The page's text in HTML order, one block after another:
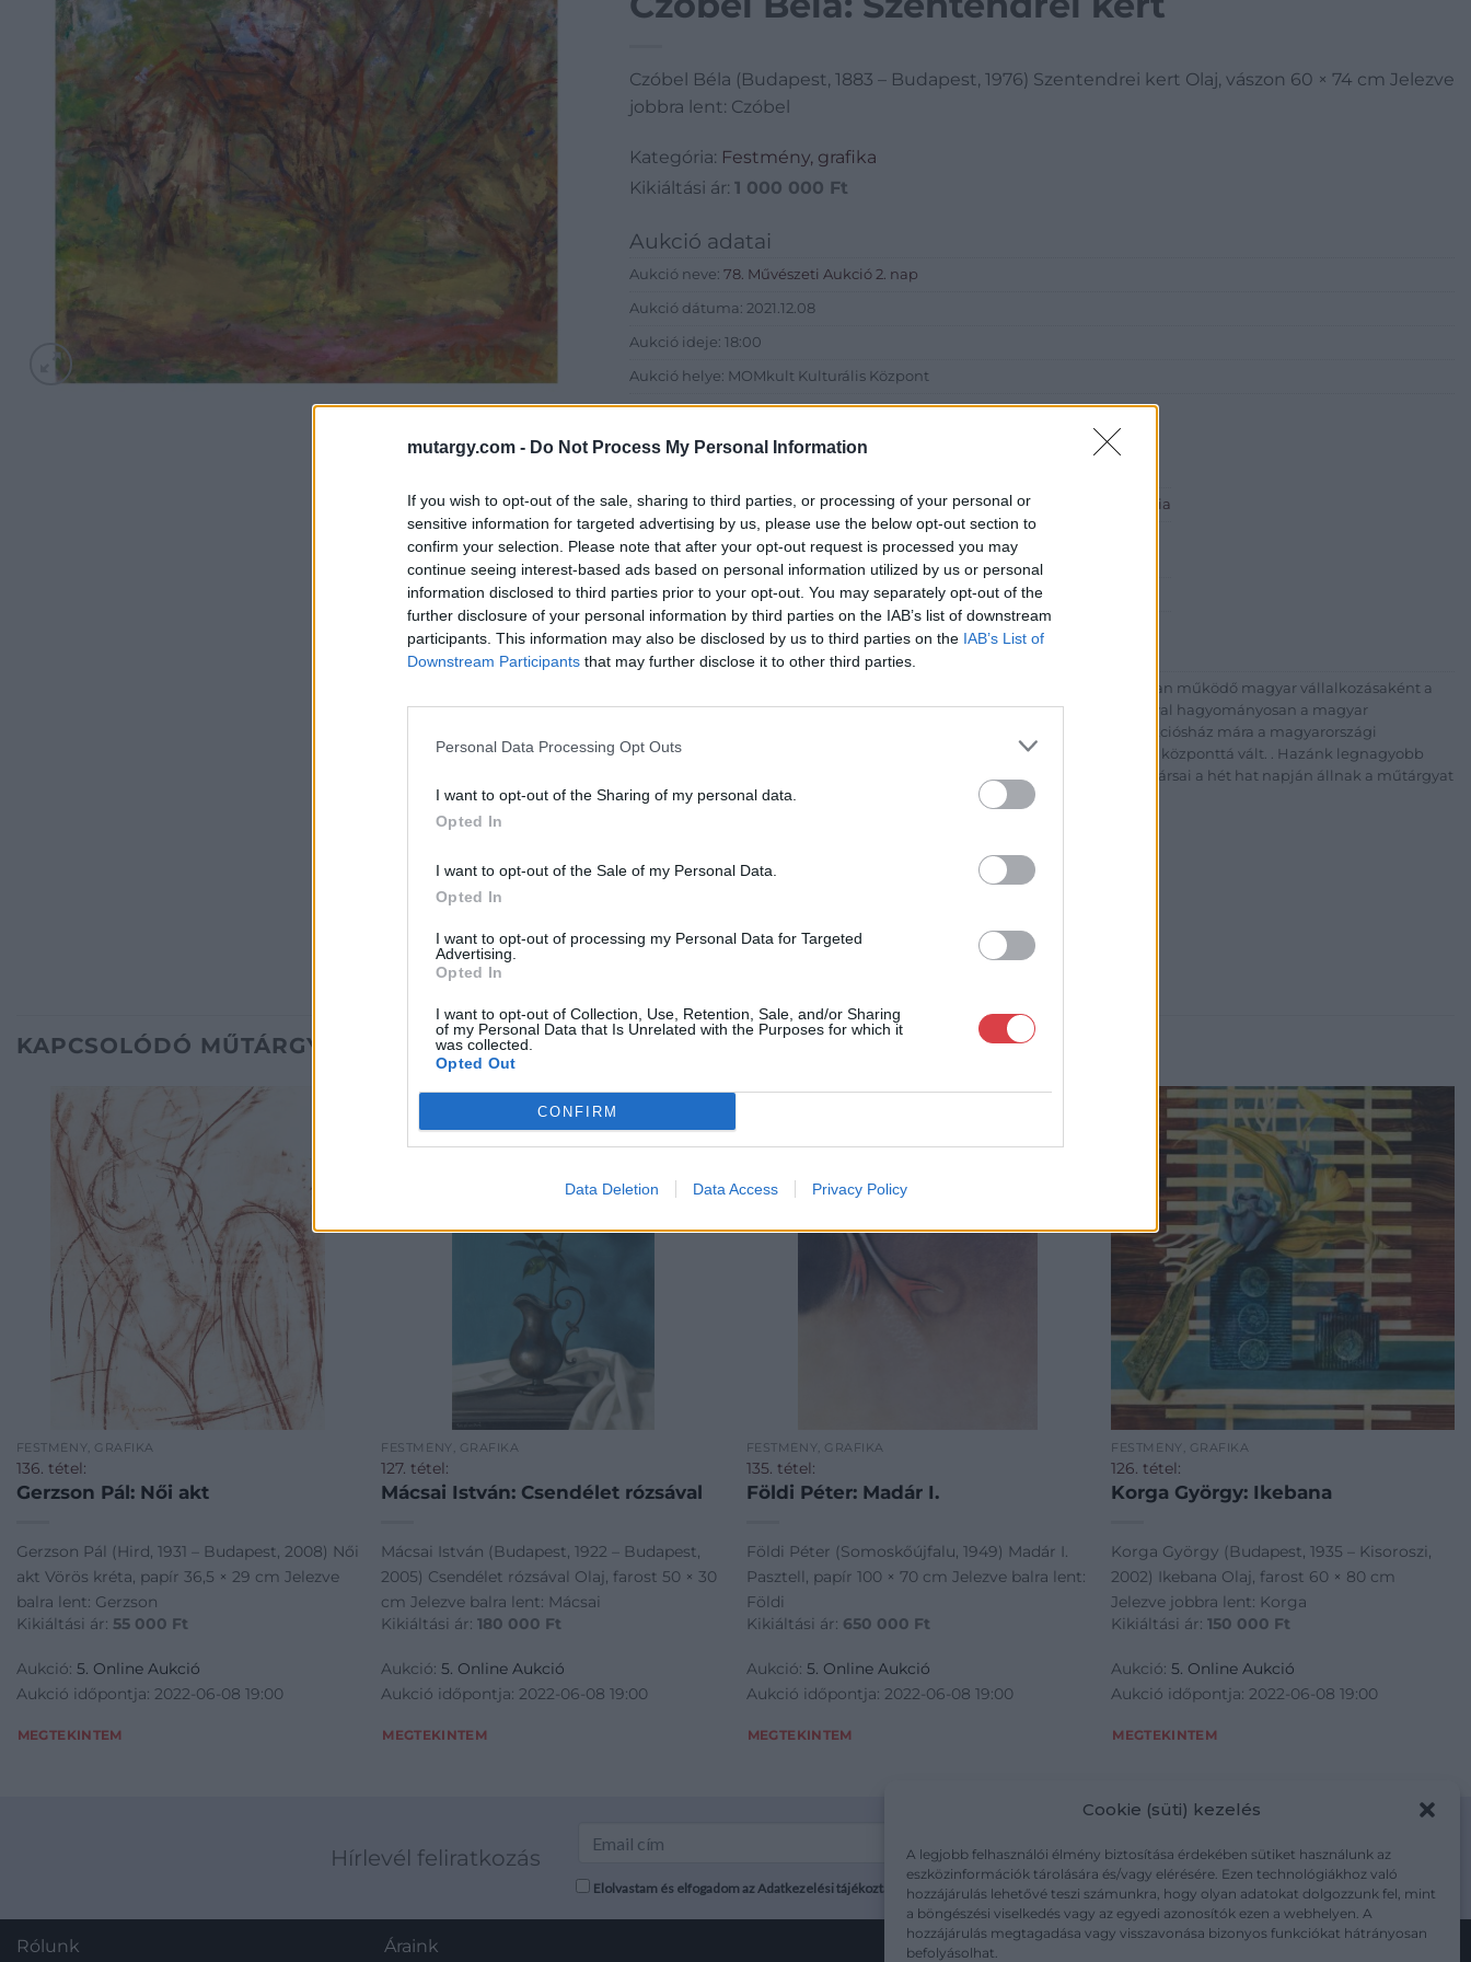
mutargy.com - Do Not Process My Personal Information
If you wish to opt-out of the sale, sharing to third parties, or processing of your personal or
sensitive information for targeted advertising by us, please use the below opt-out section to
confirm your selection. Please note that after your opt-out request is processed you may
continue seeing interest-based ads based on personal information utilized by us or personal
information disclosed to third parties prior to your opt-out. You may separately opt-out of the
further disclosure of your personal information by third parties on the IAB’s list of downstream
participants. This information may also be disclosed by us to third parties on the IAB’s List of
Downstream Participants that may further disclose it to other third parties.
Personal Data Processing Opt Outs
I want to opt-out of the Sharing of my personal data.
Opted In
I want to opt-out of the Sale of my Personal Data.
Opted In
I want to opt-out of processing my Personal Data for Targeted
Advertising.
Opted In
I want to opt-out of Collection, Use, Retention, Sale, and/or Sharing
of my Personal Data that Is Unrelated with the Purposes for which it
was collected.
Opted Out
CONFIRM
Data Deletion Data Access Privacy Policy
Cookie (süti) kezelés
A legjobb felhasználói élmény biztosítása érdekében sütiket használunk az
eszközinformációk tárolására és/vagy elérésére. Ezen technológiákhoz való
hozzájárulás lehetővé teszi számunkra, hogy olyan adatokat dolgozzunk fel, mint
a böngészési viselkedés vagy az egyedi azonosítók ezen a webhelyen. A
hozzájárulás megtagadása vagy visszavonása bizonyos funkciókat hátrányosan
befolyásolhat.
Czóbel Béla (Budapest, 1883 – Budapest, 1976) Szentendrei kert Olaj, vászon 60 × 74 cm Jelezve
jobbra lent: Czóbel
Kategória: Festmény, grafika
Kikiáltási ár: 1 000 000 Ft
Aukció adatai
Aukció neve: 78. Művészeti Aukció 2. nap
Aukció dátuma: 2021.12.08
Aukció ideje: 18:00
Aukció helye: MOMkult Kulturális Központ
Tételszám: 344
Eladó: BÁV ART Aukciósház és Galéria
Cím: BÁV ZRt.
1027 Budapest, Csalogány u. 23-33.
Telefon: (06 1) 331 0513
Bemutatkozás: Az ország legnagyobb múltú, 240 esztendeje jogfolytonosan működő magyar vállalkozásaként a
BÁV ZRt. óriási tapasztalatával, szakmai tekintélyével és megbízhatóságával hagyományosan a magyar
műkereskedelem meghatározó szereplője. A 2007-ben megújult BÁV Aukciósház mára a magyarországi
műkereskedelem egyik legfontosabb színterévé, kereskedelmi és árverési központtá vált. . Hazánk legnagyobb
műkereskedelmi üzlethálózatával rendelkező BÁV ZRt. felkészült munkatársai a hét hat napján állnak a műtárgyat
eladni, vagy venni kívánók rendelkezésére.
KAPCSOLÓDÓ MŰTÁRGYAK
FESTMÉNY, GRAFIKA
136. tétel:
Gerzson Pál: Női akt
Gerzson Pál (Hird, 1931 – Budapest, 2008) Női
akt Vörös kréta, papír 36,5 × 29 cm Jelezve
balra lent: Gerzson
Kikiáltási ár: 55 000 Ft
Aukció: 5. Online Aukció
Aukció időpontja: 2022-06-08 19:00
MEGTEKINTEM
FESTMÉNY, GRAFIKA
127. tétel:
Mácsai István: Csendélet rózsával
Mácsai István (Budapest, 1922 – Budapest,
2005) Csendélet rózsával Olaj, farost 50 × 30
cm Jelezve balra lent: Mácsai
Kikiáltási ár:180 000 Ft
Aukció:5. Online Aukció
Aukció időpontja: 2022-06-08 19:00
MEGTEKINTEM
FESTMÉNY, GRAFIKA
135. tétel:
Földi Péter: Madár I.
Földi Péter (Somoskőújfalu, 1949) Madár I.
Pasztell, papír 100 × 70 cm Jelezve balra lent:
Földi
Kikiáltási ár: 650 000 Ft
Aukció: 5. Online Aukció
Aukció időpontja: 2022-06-08 19:00
MEGTEKINTEM
FESTMÉNY, GRAFIKA
126. tétel:
Korga György: Ikebana
Korga György (Budapest, 1935 – Kisoroszi,
2002) Ikebana Olaj, farost 60 × 80 cm
Jelezve jobbra lent: Korga
Kikiáltási ár:150 000 Ft
Aukció:5. Online Aukció
Aukció időpontja: 2022-06-08 19:00
MEGTEKINTEM
Hírlevél feliratkozás
Elolvastam és elfogadom az Adatkezelési tájékoztatót: mutargy.com/adatkezelesi-tajekoztato/
Rólunk
Áraink